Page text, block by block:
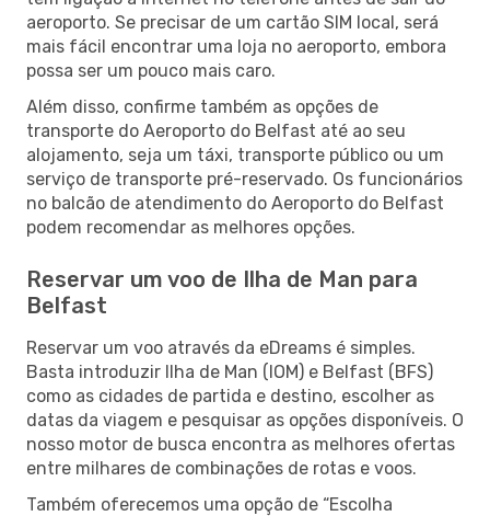
aeroporto. Se precisar de um cartão SIM local, será
mais fácil encontrar uma loja no aeroporto, embora
possa ser um pouco mais caro.
Além disso, confirme também as opções de
transporte do Aeroporto do Belfast até ao seu
alojamento, seja um táxi, transporte público ou um
serviço de transporte pré-reservado. Os funcionários
no balcão de atendimento do Aeroporto do Belfast
podem recomendar as melhores opções.
Reservar um voo de Ilha de Man para
Belfast
Reservar um voo através da eDreams é simples.
Basta introduzir Ilha de Man (IOM) e Belfast (BFS)
como as cidades de partida e destino, escolher as
datas da viagem e pesquisar as opções disponíveis. O
nosso motor de busca encontra as melhores ofertas
entre milhares de combinações de rotas e voos.
Também oferecemos uma opção de “Escolha